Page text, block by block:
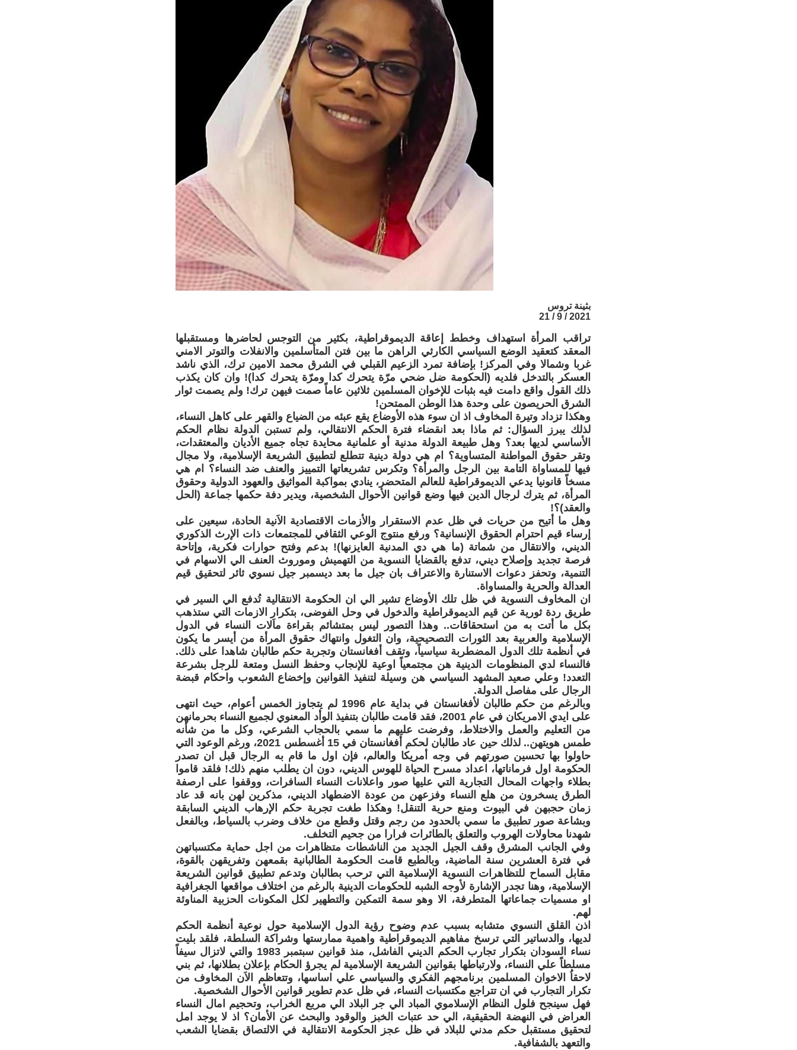
بثينة تروس
2021 / 9 / 21
تراقب المرأة استهداف وخطط إعاقة الديموقراطية، بكثير من التوجس لحاضرها ومستقبلها
المعقد كتعقيد الوضع السياسي الكارثي الراهن ما بين فتن المتأسلمين والانفلات والتوتر الامني
غربا وشمالا وفي المركز! بإضافة تمرد الزعيم القبلي في الشرق محمد الامين ترك، الذي ناشد
العسكر بالتدخل فلديه (الحكومة ضل ضحي مرّة يتحرك كدا ومرّة يتحرك كدا)! وان كان يكذب
ذلك القول واقع دامت فيه بثبات للإخوان المسلمين ثلاثين عاماً صمت فيهن ترك! ولم يصمت ثوار
الشرق الحريصون على وحدة هذا الوطن الممتحن!
وهكذا تزداد وتيرة المخاوف اذ ان سوء هذه الأوضاع يقع عبئه من الضياع والقهر على كاهل النساء،
لذلك يبرز السؤال: ثم ماذا بعد انقضاء فترة الحكم الانتقالي، ولم تستبن الدولة نظام الحكم
الأساسي لديها بعد؟ وهل طبيعة الدولة مدنية أو علمانية محايدة تجاه جميع الأديان والمعتقدات،
وتقر حقوق المواطنة المتساوية؟ ام هي دولة دينية تتطلع لتطبيق الشريعة الإسلامية، ولا مجال
فيها للمساواة التامة بين الرجل والمرأة؟ وتكرس تشريعاتها التمييز والعنف ضد النساء؟ ام هي
مسخاً قانونيا يدعي الديموقراطية للعالم المتحضر، ينادي بمواكبة المواثيق والعهود الدولية وحقوق
المرأة، ثم يترك لرجال الدين فيها وضع قوانين الأحوال الشخصية، ويدير دفة حكمها جماعة (الحل
والعقد)؟!
وهل ما أتيح من حريات في ظل عدم الاستقرار والأزمات الاقتصادية الاَنية الحادة، سيعين على
إرساء قيم احترام الحقوق الإنسانية؟ ورفع منتوج الوعي الثقافي للمجتمعات ذات الإرث الذكوري
الديني، والانتقال من شماتة (ما هي دي المدنية العايزنها)! بدعم وفتح حوارات فكرية، وإتاحة
فرصة تجديد وإصلاح ديني، تدفع بالقضايا النسوية من التهميش وموروث العنف الي الاسهام في
التنمية، وتحفز دعوات الاستنارة والاعتراف بان جيل ما بعد ديسمبر جيل نسوي ثائر لتحقيق قيم
العدالة والحرية والمساواة.
ان المخاوف النسوية في ظل تلك الأوضاع تشير الي ان الحكومة الانتقالية تُدفع الي السير في
طريق ردة ثورية عن قيم الديموقراطية والدخول في وحل الفوضى، بتكرار الازمات التي ستذهب
بكل ما أتت به من استحقاقات.. وهذا التصور ليس بمتشائم بقراءة ماَلات النساء في الدول
الإسلامية والعربية بعد الثورات التصحيحية، وان التغول وانتهاك حقوق المرأة من أيسر ما يكون
في أنظمة تلك الدول المضطربة سياسياً، وتقف أفغانستان وتجربة حكم طالبان شاهدا على ذلك.
فالنساء لدي المنظومات الدينية هن مجتمعياً اوعية للإنجاب وحفظ النسل ومتعة للرجل بشرعة
التعدد! وعلي صعيد المشهد السياسي هن وسيلة لتنفيذ القوانين وإخضاع الشعوب واحكام قبضة
الرجال على مفاصل الدولة.
وبالرغم من حكم طالبان لأفغانستان في بداية عام 1996 لم يتجاوز الخمس أعوام، حيث انتهى
على ايدي الامريكان في عام 2001، فقد قامت طالبان بتنفيذ الوأد المعنوي لجميع النساء بحرمانهن
من التعليم والعمل والاختلاط، وفرضت عليهم ما سمي بالحجاب الشرعي، وكل ما من شأنه
طمس هويتهن.. لذلك حين عاد طالبان لحكم أفغانستان في 15 أغسطس 2021، ورغم الوعود التي
حاولوا بها تحسين صورتهم في وجه أمريكا والعالم، فإن اول ما قام به الرجال قبل ان تصدر
الحكومة اول فرماناتها، اعداد مسرح الحياة للهوس الديني، دون ان يطلب منهم ذلك! فلقد قاموا
بطلاء واجهات المحال التجارية التي عليها صور واعلانات النساء السافرات، ووقفوا على ارصفة
الطرق يسخرون من هلع النساء وفزعهن من عودة الاضطهاد الديني، مذكرين لهن بانه قد عاد
زمان حجبهن في البيوت ومنع حرية التنقل! وهكذا طغت تجربة حكم الإرهاب الديني السابقة
وبشاعة صور تطبيق ما سمي بالحدود من رجم وقتل وقطع من خلاف وضرب بالسياط، وبالفعل
شهدنا محاولات الهروب والتعلق بالطائرات فرارا من جحيم التخلف.
وفي الجانب المشرق وقف الجيل الجديد من الناشطات متظاهرات من اجل حماية مكتسباتهن
في فترة العشرين سنة الماضية، وبالطبع قامت الحكومة الطالبانية بقمعهن وتفريقهن بالقوة،
مقابل السماح للتظاهرات النسوية الإسلامية التي ترحب بطالبان وتدعم تطبيق قوانين الشريعة
الإسلامية، وهنا تجدر الإشارة لأوجه الشبه للحكومات الدينية بالرغم من اختلاف مواقعها الجغرافية
او مسميات جماعاتها المتطرفة، الا وهو سمة التمكين والتطهير لكل المكونات الحزبية المناوئة
لهم.
اذن القلق النسوي متشابه بسبب عدم وضوح رؤية الدول الإسلامية حول نوعية أنظمة الحكم
لديها، والدساتير التي ترسخ مفاهيم الديموقراطية واهمية ممارستها وشراكة السلطة، فلقد بليت
نساء السودان بتكرار تجارب الحكم الديني الفاشل، منذ قوانين سبتمبر 1983 والتي لاتزال سيفاً
مسلطاً علي النساء، ولارتباطها بقوانين الشريعة الإسلامية لم يجرؤ الحكام بإعلان بطلانها، ثم بني
لاحقاُ الاخوان المسلمين برنامجهم الفكري والسياسي علي اساسها، وتتعاظم الاَن المخاوف من
تكرار التجارب في ان تتراجع مكتسبات النساء، في ظل عدم تطوير قوانين الأحوال الشخصية.
فهل سينجح فلول النظام الإسلاموي المباد الي جر البلاد الي مربع الخراب، وتحجيم امال النساء
العراض في النهضة الحقيقية، الي حد عتبات الخبز والوقود والبحث عن الأمان؟ اذ لا يوجد امل
لتحقيق مستقبل حكم مدني للبلاد في ظل عجز الحكومة الانتقالية في الالتصاق بقضايا الشعب
والتعهد بالشفافية.